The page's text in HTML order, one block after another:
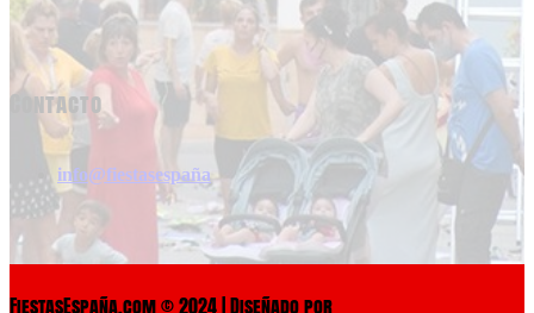
Contacto
info@fiestasespaña
FiestasEspaña.com © 2024 | Diseñado por